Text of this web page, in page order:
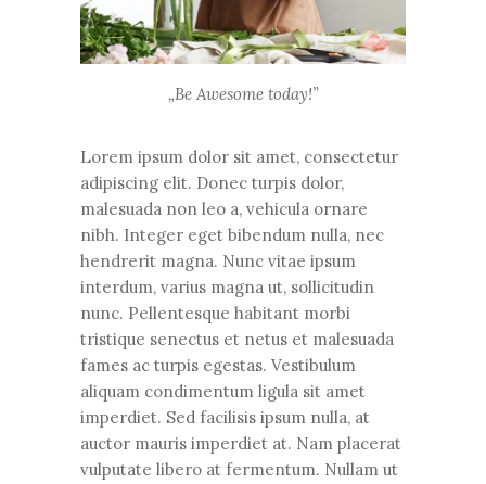
„Be Awesome today!”
Lorem ipsum dolor sit amet, consectetur
adipiscing elit. Donec turpis dolor,
malesuada non leo a, vehicula ornare
nibh. Integer eget bibendum nulla, nec
hendrerit magna. Nunc vitae ipsum
interdum, varius magna ut, sollicitudin
nunc. Pellentesque habitant morbi
tristique senectus et netus et malesuada
fames ac turpis egestas. Vestibulum
aliquam condimentum ligula sit amet
imperdiet. Sed facilisis ipsum nulla, at
auctor mauris imperdiet at. Nam placerat
vulputate libero at fermentum. Nullam ut